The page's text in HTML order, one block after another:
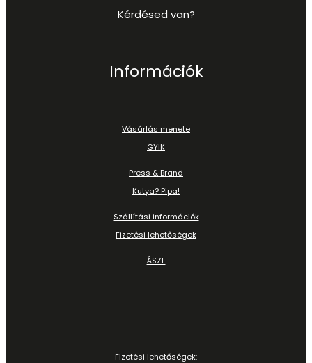
Kérdésed van?
Információk
Vásárlás menete
GYIK
Press & Brand
Kutya? Pipa!
Szállítási információk
Fizetési lehetőségek
ÁSZF
Fizetési lehetőségek: